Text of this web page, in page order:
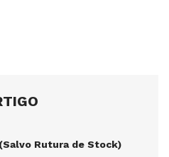
Rutura de Stock)